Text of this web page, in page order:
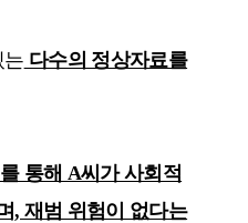
는 다수의 정상자료를
통해 A씨가 사회적
, 재범 위험이 없다는